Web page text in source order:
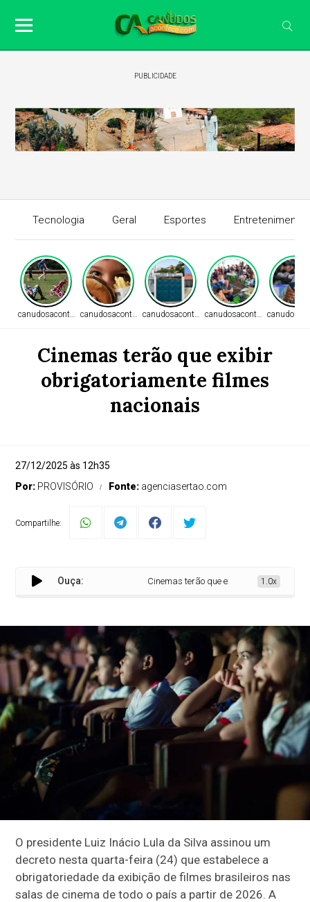
PUBLICIDADE
Tecnologia Geral Esportes Entretenimento
canudosacontece.comcanudosacontece.comcanudosacontece.comcanudosacontece.com
Cinemas terão que exibir
obrigatoriamente filmes
nacionais
27/12/2025 às 12h35
Por: PROVISÓRIO Fonte: agenciasertao.com
Compartilhe:
Ouça: Cinemas terão que exibir obrigatoriamente
1.0x
O presidente Luiz Inácio Lula da Silva assinou um
decreto nesta quarta-feira (24) que estabelece a
obrigatoriedade da exibição de filmes brasileiros nas
salas de cinema de todo o país a partir de 2026. A